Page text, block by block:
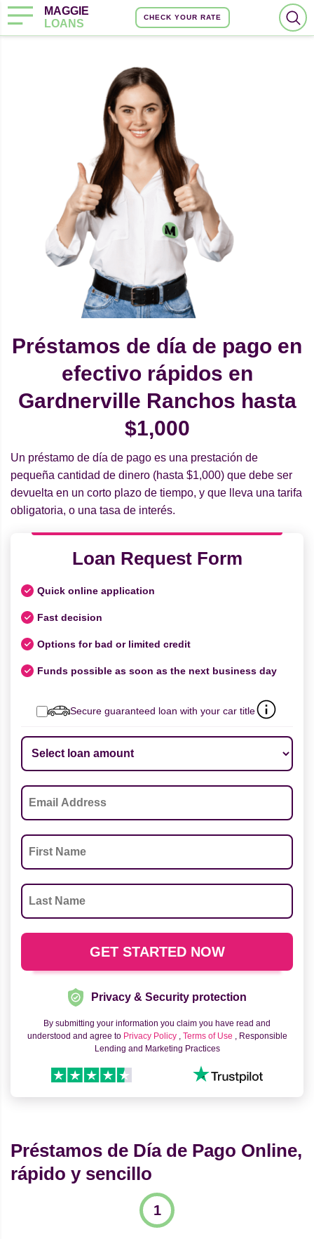
MAGGIE
LOANS
CHECK YOUR RATE
Préstamos de día de pago en
efectivo rápidos en
Gardnerville Ranchos hasta
$1,000
Un préstamo de día de pago es una prestación de
pequeña cantidad de dinero (hasta $1,000) que debe ser
devuelta en un corto plazo de tiempo, y que lleva una tarifa
obligatoria, o una tasa de interés.
Loan Request Form
Quick online application
Fast decision
Options for bad or limited credit
Funds possible as soon as the next business day
Secure guaranteed loan with your car title
Privacy & Security protection
By submitting your information you claim you have read and
understood and agree to Privacy Policy , Terms of Use , Responsible
Lending and Marketing Practices
Préstamos de Día de Pago Online,
rápido y sencillo